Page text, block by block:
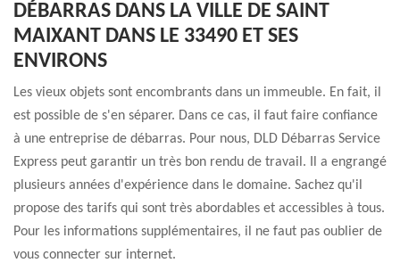
DÉBARRAS DANS LA VILLE DE SAINT
MAIXANT DANS LE 33490 ET SES
ENVIRONS
Les vieux objets sont encombrants dans un immeuble. En fait, il
est possible de s'en séparer. Dans ce cas, il faut faire confiance
à une entreprise de débarras. Pour nous, DLD Débarras Service
Express peut garantir un très bon rendu de travail. Il a engrangé
plusieurs années d'expérience dans le domaine. Sachez qu'il
propose des tarifs qui sont très abordables et accessibles à tous.
Pour les informations supplémentaires, il ne faut pas oublier de
vous connecter sur internet.